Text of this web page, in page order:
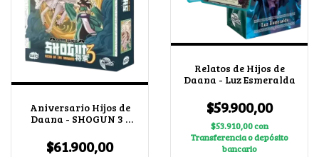
Aniversario Hijos de
Daana - SHOGUN 3 -
Japonés
$61.900,00
Relatos de Hijos de
Daana - Luz Esmeralda
$59.900,00
$53.910,00con
Transferencia o depósito
bancario